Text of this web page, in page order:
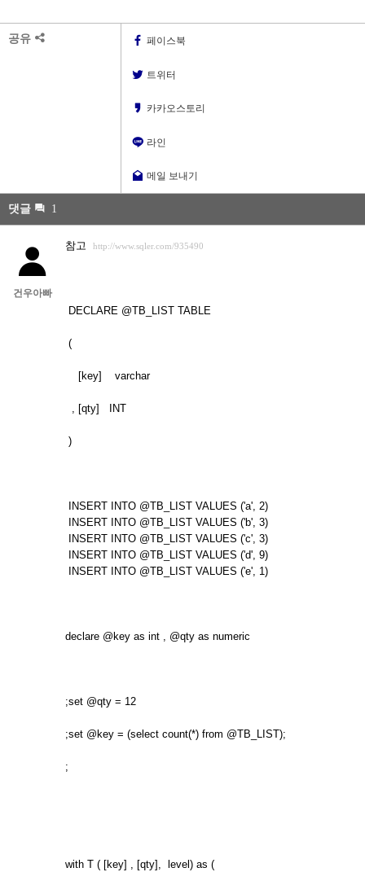
공유 페이스북
트위터
카카오스토리
라인
메일 보내기
댓글 1
건우아빠
참고 http://www.sqler.com/935490
DECLARE @TB_LIST TABLE
(
[key] varchar
, [qty] INT
)
INSERT INTO @TB_LIST VALUES ('a', 2)
INSERT INTO @TB_LIST VALUES ('b', 3)
INSERT INTO @TB_LIST VALUES ('c', 3)
INSERT INTO @TB_LIST VALUES ('d', 9)
INSERT INTO @TB_LIST VALUES ('e', 1)
declare @key as int , @qty as numeric
;set @qty = 12
;set @key = (select count(*) from @TB_LIST);
;
with T ( [key] , [qty], level) as (